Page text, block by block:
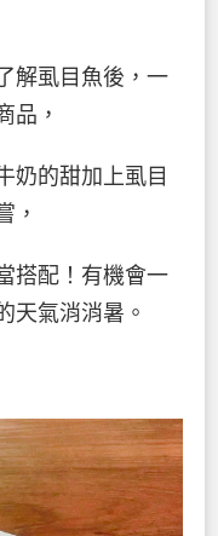
解虱目魚後，一
品，
奶的甜加上虱目
，
搭配！有機會一
天氣消消暑。